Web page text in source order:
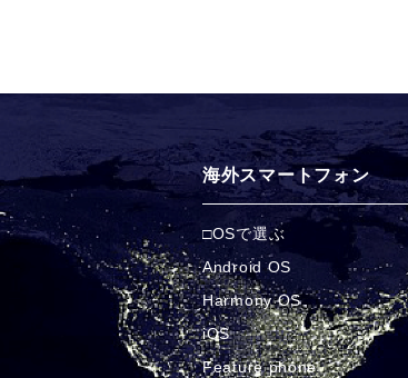
海外スマートフォン
OSで選ぶ
Android OS
Harmony OS
iOS
Feature phone